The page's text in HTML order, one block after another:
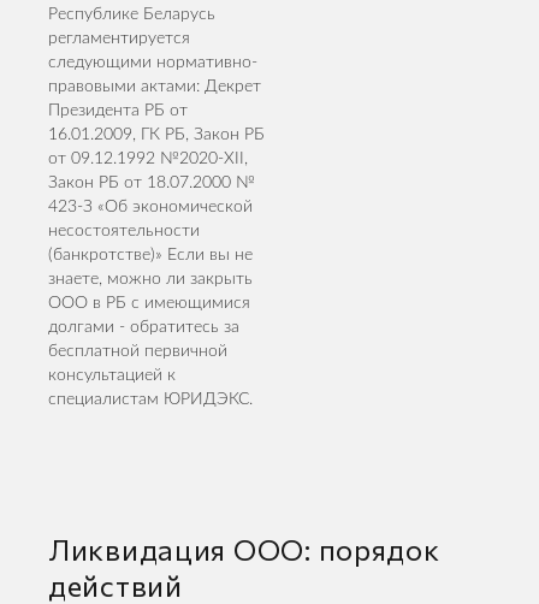
Республике Беларусь
регламентируется
следующими нормативно-
правовыми актами: Декрет
Президента РБ от
16.01.2009, ГК РБ, Закон РБ
от 09.12.1992 №2020-XII,
Закон РБ от 18.07.2000 №
423-З «Об экономической
несостоятельности
(банкротстве)» Если вы не
знаете, можно ли закрыть
ООО в РБ с имеющимися
долгами - обратитесь за
бесплатной первичной
консультацией к
специалистам ЮРИДЭКС.
Ликвидация ООО: порядок
действий